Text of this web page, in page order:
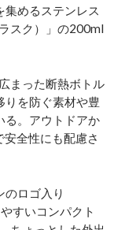
めるステンレス
スク）」の200ml
まった断熱ボトル
りを防ぐ素材や豊
る。アウトドアか
全性にも配慮さ
ロゴ入り
すいコンパクト